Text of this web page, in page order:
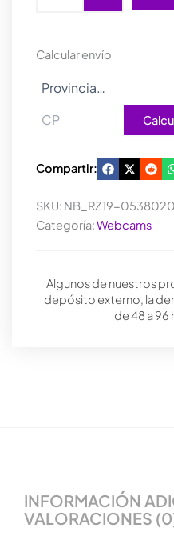
PINK
1440P
FPS
Calcular envío
Compartir:
SKU: NB_RZ19-
Categoría:Webcams
Algunos de nuestros
depósito externo, la
de 48 a 96
INFORMACIÓN
VALORACIONES